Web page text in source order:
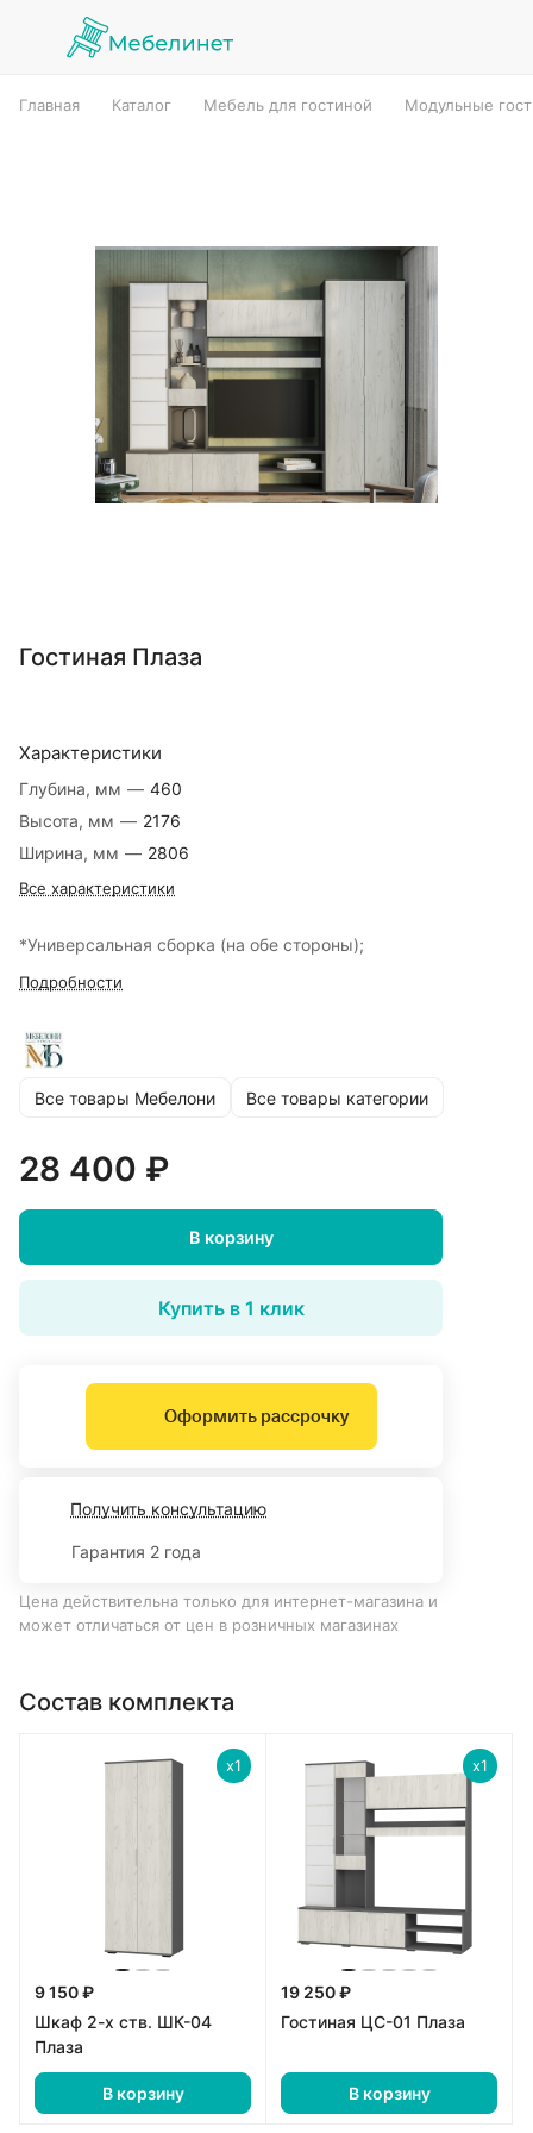
Главная Каталог Мебель для гостиной Модульные
Гостиная Плаза
Характеристики
Глубина, мм — 460
Высота, мм — 2176
Ширина, мм — 2806
Все характеристики
*Универсальная сборка (на обе стороны);
Подробности
Все товары Мебелони Все товары категории
28 400 ₽
В корзину
Купить в 1 клик
Оформить рассрочку
Получить консультацию
Гарантия 2 года
Цена действительна только для интернет-магазина и
может отличаться от цен в розничных магазинах
Состав комплекта
x1
9 150 ₽
Шкаф 2-х ств. ШК-04
Плаза
В корзину
x1
19 250 ₽
Гостиная ЦС-01 Плаза
В корзину